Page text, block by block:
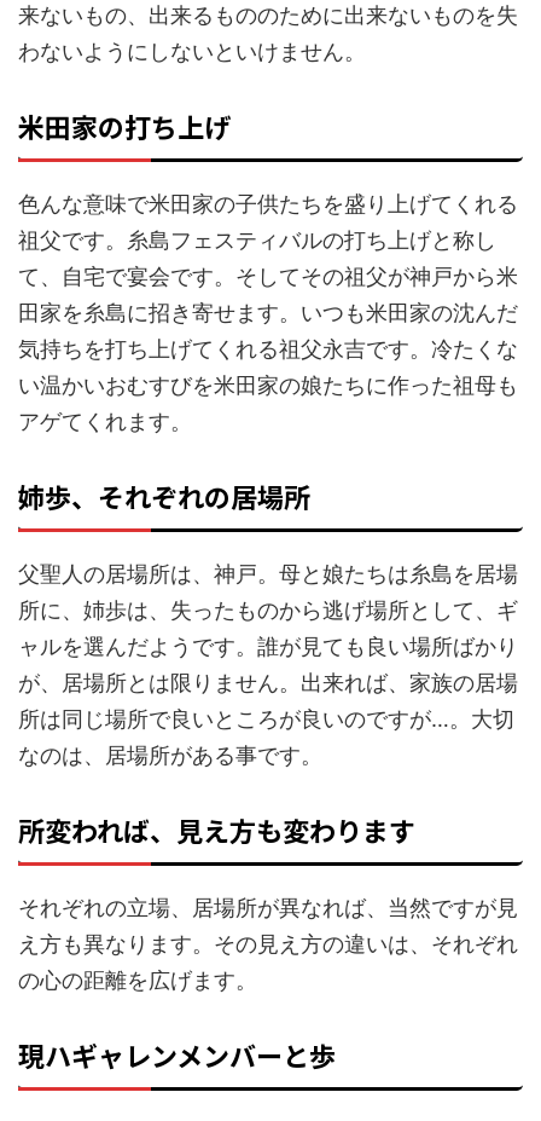
来ないもの、出来るもののために出来ないものを失
わないようにしないといけません。
米田家の打ち上げ
色んな意味で米田家の子供たちを盛り上げてくれる
祖父です。糸島フェスティバルの打ち上げと称し
て、自宅で宴会です。そしてその祖父が神戸から米
田家を糸島に招き寄せます。いつも米田家の沈んだ
気持ちを打ち上げてくれる祖父永吉です。冷たくな
い温かいおむすびを米田家の娘たちに作った祖母も
アゲてくれます。
姉歩、それぞれの居場所
父聖人の居場所は、神戸。母と娘たちは糸島を居場
所に、姉歩は、失ったものから逃げ場所として、ギ
ャルを選んだようです。誰が見ても良い場所ばかり
が、居場所とは限りません。出来れば、家族の居場
所は同じ場所で良いところが良いのですが…。大切
なのは、居場所がある事です。
所変われば、見え方も変わります
それぞれの立場、居場所が異なれば、当然ですが見
え方も異なります。その見え方の違いは、それぞれ
の心の距離を広げます。
現ハギャレンメンバーと歩